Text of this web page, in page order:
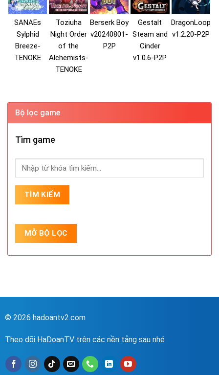
SANAEs
Sylphid
Breeze-
TENOKE
Toziuha
Night Order
of the
Alchemists-
TENOKE
Berserk Boy
v20240801-
P2P
Gestalt
Steam and
Cinder
v1.0.6-P2P
DragonLoop
v1.2.20-P2P
Bộ lọc game
Tìm game
© 2026 hadoantv2.com
Theo dõi HaDoanTV trên các nền tảng sau nhé